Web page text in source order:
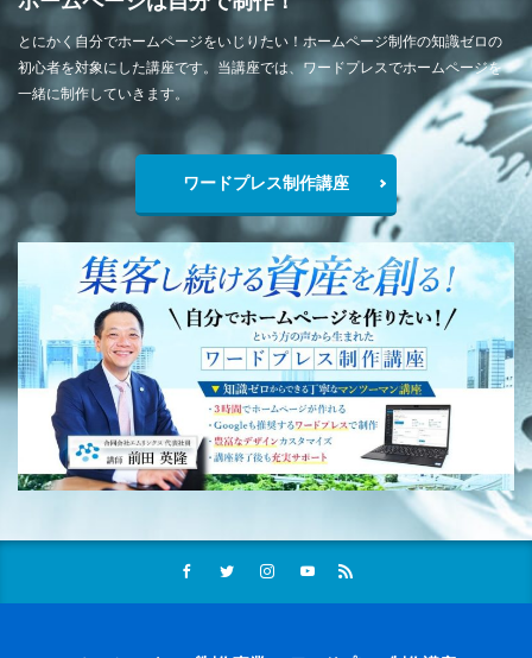
とにかく自分でホームページをいじりたい！ホームページ制作の知識ゼロの
初心者を対象にした講座です。当講座では、ワードプレスでホームページを
一緒に制作していきます。
ワードプレス制作講座